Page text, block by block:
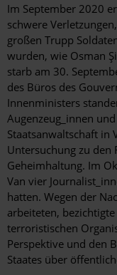
Im September 2020
schwere
großen Trupp
wurden, wie Osman
starb am 30.
des Büros des
Innenministers
Augenzeug_innen
Staatsanwaltschaft in
Untersuchung zu
Geheimhaltung. Im
Van vier
hatten. Wegen der
arbeiteten,
terroristischen
Perspektive und den
Staates über